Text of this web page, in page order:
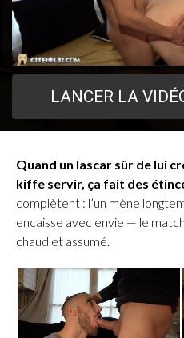
LANCER LA
Quand un lascar sûr de lui
kiffe servir, ça fait des
complètent : l’un mène
encaisse avec envie — le
chaud et assumé.